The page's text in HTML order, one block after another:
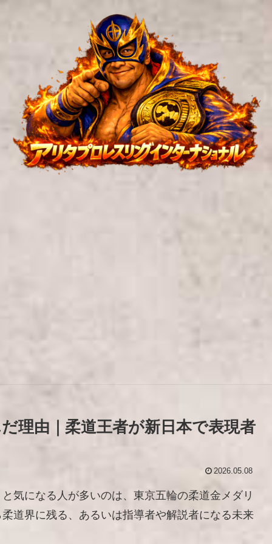
理由｜柔道王者が新日本で表現者
2026.05.08
気になる人が多いのは、東京五輪の柔道金メダリ
道界に残る、あるいは指導者や解説者になる未来